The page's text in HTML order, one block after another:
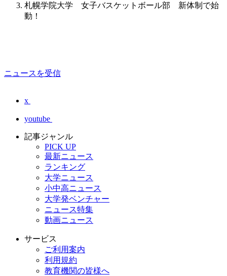
札幌学院大学 女子バスケットボール部 新体制で始
動！
ニュースを受信
x
youtube
記事ジャンル
PICK UP
最新ニュース
ランキング
大学ニュース
小中高ニュース
大学発ベンチャー
ニュース特集
動画ニュース
サービス
ご利用案内
利用規約
教育機関の皆様へ